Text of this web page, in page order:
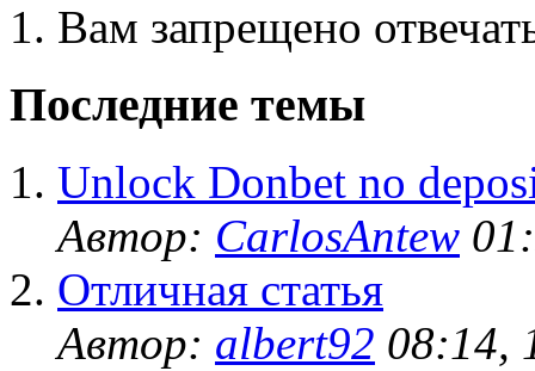
Вам запрещено
Последние темы
Unlock Donbet no
Автор: CarlosAntew
Отличная статья
Автор: albert92 08:14,